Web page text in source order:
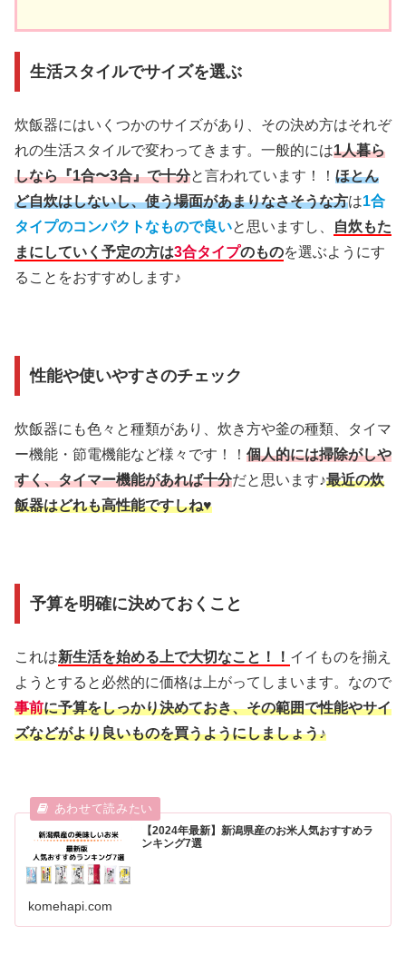
生活スタイルでサイズを選ぶ
炊飯器にはいくつかのサイズがあり、その決め方はそれぞ
れの生活スタイルで変わってきます。一般的には1人暮ら
しなら『1合〜3合』で十分と言われています！！ ほとん
ど自炊はしないし、使う場面があまりなさそうな方は1合
タイプのコンパクトなもので良いと思いますし、
自炊もた
まにしていく予定の方は3合タイプのものを選ぶようにす
ることをおすすめします♪
性能や使いやすさのチェック
炊飯器にも色々と種類があり、炊き方や釜の種類、タイマ
ー機能・節電機能など様々です！！ 個人的には掃除がしや
すく、タイマー機能があれば十分だと思います♪最近の炊
飯器はどれも高性能ですしね♥
予算を明確に決めておくこと
これは新生活を始める上で大切なこと！！ イイものを揃え
ようとすると必然的に価格は上がってしまいます。なので
事前に予算をしっかり決めておき、その範囲で性能やサイ
ズなどがより良いものを買うようにしましょう♪
【2024年最新】新潟県産のお米人気おすすめラ
ンキング7選
komehapi.com